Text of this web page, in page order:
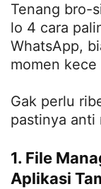
Tenang bro-
lo 4 cara
WhatsApp,
momen
Gak perlu
pastinya
1. File
Aplikasi